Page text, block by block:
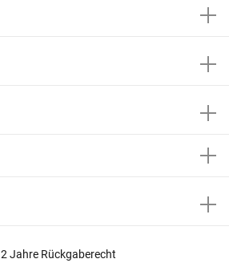
2 Jahre Rückgaberecht